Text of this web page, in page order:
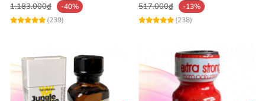
1.183.000₫
-40%
(239)
517.000₫
-13%
(238)